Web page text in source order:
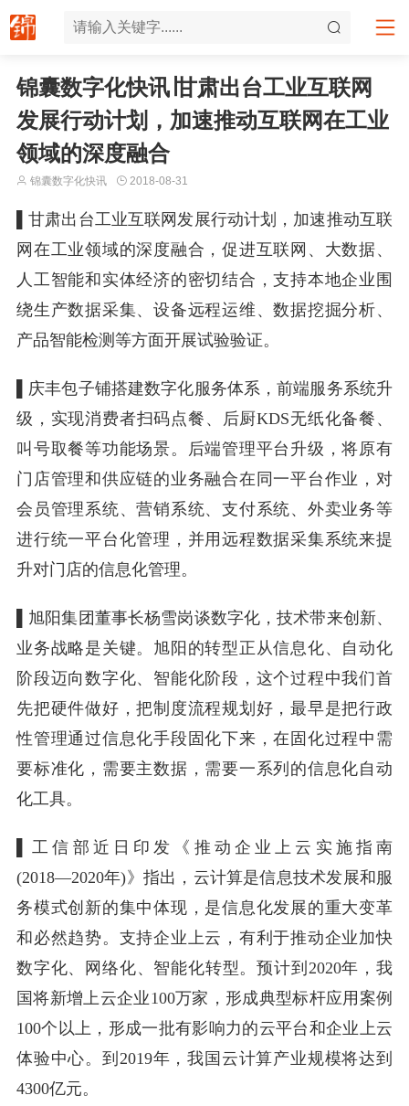
锦囊数字化快讯∣甘肃出台工业互联网
发展行动计划，加速推动互联网在工业
领域的深度融合
锦囊数字化快讯 2018-08-31
甘肃出台工业互联网发展行动计划，加速推动互联
网在工业领域的深度融合，促进互联网、大数据、
人工智能和实体经济的密切结合，支持本地企业围
绕生产数据采集、设备远程运维、数据挖掘分析、
产品智能检测等方面开展试验验证。
庆丰包子铺搭建数字化服务体系，前端服务系统升
级，实现消费者扫码点餐、后厨KDS无纸化备餐、
叫号取餐等功能场景。后端管理平台升级，将原有
门店管理和供应链的业务融合在同一平台作业，对
会员管理系统、营销系统、支付系统、外卖业务等
进行统一平台化管理，并用远程数据采集系统来提
升对门店的信息化管理。
旭阳集团董事长杨雪岗谈数字化，技术带来创新、
业务战略是关键。旭阳的转型正从信息化、自动化
阶段迈向数字化、智能化阶段，这个过程中我们首
先把硬件做好，把制度流程规划好，最早是把行政
性管理通过信息化手段固化下来，在固化过程中需
要标准化，需要主数据，需要一系列的信息化自动
化工具。
工信部近日印发《推动企业上云实施指南
(2018―2020年)》指出，云计算是信息技术发展和服
务模式创新的集中体现，是信息化发展的重大变革
和必然趋势。支持企业上云，有利于推动企业加快
数字化、网络化、智能化转型。预计到2020年，我
国将新增上云企业100万家，形成典型标杆应用案例
100个以上，形成一批有影响力的云平台和企业上云
体验中心。到2019年，我国云计算产业规模将达到
4300亿元。